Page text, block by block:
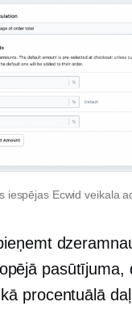
iespējas Ecwid veikala
pasūtījuma,
procentuālā